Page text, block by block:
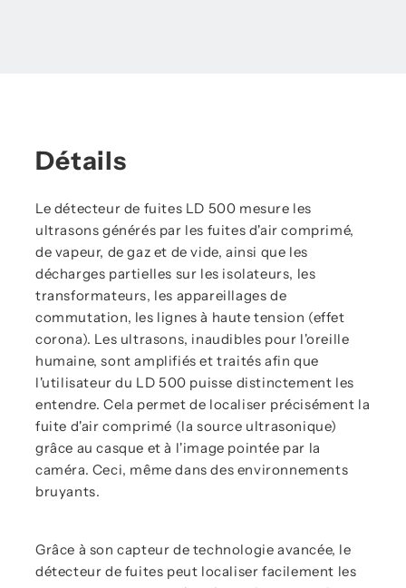
Détails
Le détecteur de fuites LD 500 mesure les
ultrasons générés par les fuites d'air comprimé,
de vapeur, de gaz et de vide, ainsi que les
décharges partielles sur les isolateurs, les
transformateurs, les appareillages de
commutation, les lignes à haute tension (effet
corona). Les ultrasons, inaudibles pour l'oreille
humaine, sont amplifiés et traités afin que
l'utilisateur du LD 500 puisse distinctement les
entendre. Cela permet de localiser précisément la
fuite d'air comprimé (la source ultrasonique)
grâce au casque et à l'image pointée par la
caméra. Ceci, même dans des environnements
bruyants.
Grâce à son capteur de technologie avancée, le
détecteur de fuites peut localiser facilement les